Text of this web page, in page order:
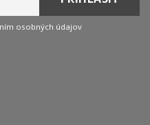
osobných údajov